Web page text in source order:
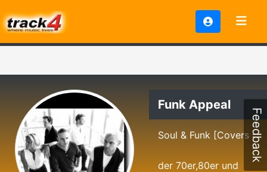
Funk Appeal
Soul & Funk [Covers
der 70er,80er und
Feedback